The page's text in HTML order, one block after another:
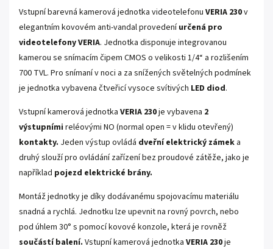
Vstupní barevná kamerová jednotka videotelefonu VERIA 230v
elegantním kovovém anti-vandal provedeníurčená pro
videotelefony VERIA. Jednotka disponuje integrovanou
kamerou se snímacím čipem CMOS o velikosti 1/4“ a rozlišením
700 TVL. Pro snímaní v noci a za snížených světelných podmínek
je jednotka vybavena čtveřicí vysoce svítivých LED diod.
Vstupní kamerová jednotka VERIA 230je vybavena 2
výstupními reléovými NO (normal open = v klidu otevřený)
kontakty. Jeden výstup ovládá dveřní elektrický zámek a
druhý slouží pro ovládání zařízení bez proudové zátěže, jako je
například pojezd elektrické brány.
Montáž jednotky je díky dodávanému spojovacímu materiálu
snadná a rychlá. Jednotku lze upevnit na rovný povrch, nebo
pod úhlem 30° s pomocí kovové konzole, která je rovněž
součástí balení. Vstupní kamerová jednotka VERIA 230je